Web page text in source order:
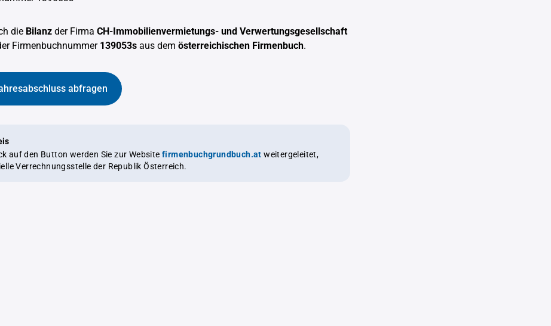
die Bilanz der Firma CH-Immobilienvermietungs- und Verwertungsgesellschaft
Firmenbuchnummer 139053s aus dem österreichischen Firmenbuch.
abfragen
auf den Button werden Sie zur Website firmenbuchgrundbuch.at weitergeleitet,
Verrechnungsstelle der Republik Österreich.